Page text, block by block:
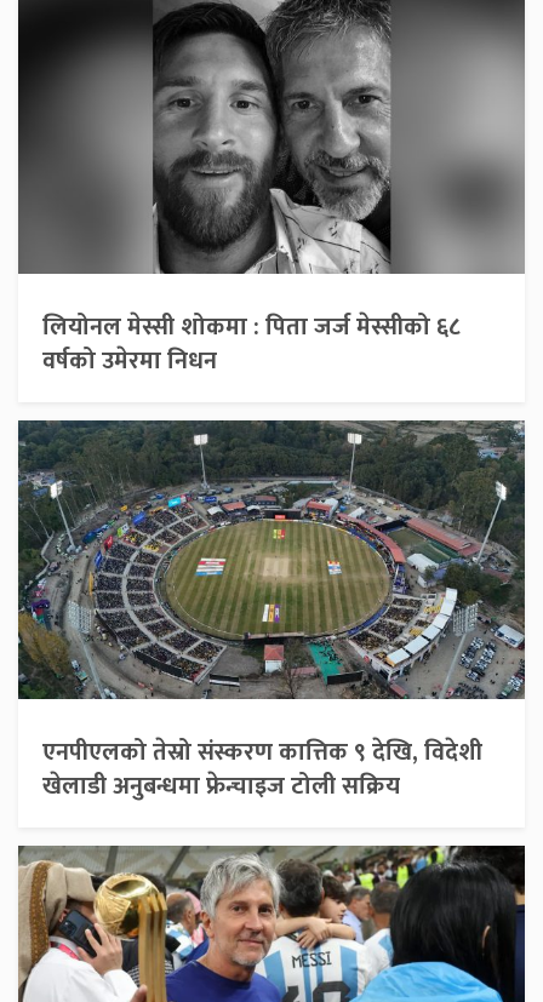
लियोनल मेस्सी शोकमा : पिता जर्ज मेस्सीको ६८
वर्षको उमेरमा निधन
एनपीएलको तेस्रो संस्करण कात्तिक ९ देखि, विदेशी
खेलाडी अनुबन्धमा फ्रेन्चाइज टोली सक्रिय